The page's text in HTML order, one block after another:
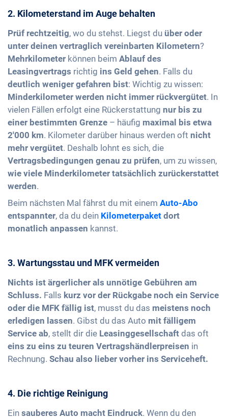
2. Kilometerstand im Auge behalten
Prüf rechtzeitig, wo du stehst. Liegst du über oder
unter deinen vertraglich vereinbarten Kilometern?
Mehrkilometer können beim Ablauf des
Leasingvertrags richtig ins Geld gehen. Falls du
deutlich weniger gefahren bist: Wichtig zu wissen:
Minderkilometer werden nicht immer rückvergütet. In
vielen Fällen erfolgt eine Rückerstattung nur bis zu
einer bestimmten Grenze – häufig maximal bis etwa
2'000 km. Kilometer darüber hinaus werden oft nicht
mehr vergütet. Deshalb lohnt es sich, die
Vertragsbedingungen genau zu prüfen, um zu wissen,
wie viele Minderkilometer tatsächlich zurückerstattet
werden.
Beim nächsten Mal fährst du mit einem Auto-Abo
entspannter, da du dein Kilometerpaket dort
monatlich anpassen kannst.
3. Wartungsstau und MFK vermeiden
Nichts ist ärgerlicher als unnötige Gebühren am
Schluss. Falls kurz vor der Rückgabe noch ein Service
oder die MFK fällig ist, musst du das meistens noch
erledigen lassen. Gibst du das Auto mit fälligem
Service ab, stellt dir die Leasinggesellschaft das oft
eins zu eins zu teuren Vertragshändlerpreisen in
Rechnung. Schau also lieber vorher ins Serviceheft.
4. Die richtige Reinigung
Ein sauberes Auto macht Eindruck. Wenn du den